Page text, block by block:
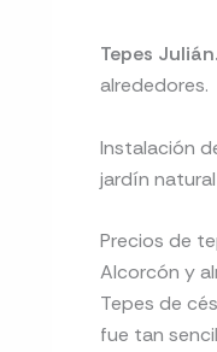
Tepes Julián.
alrededores.
Instalación
jardín
Precios de
Alcorcón y
Tepes de
fue tan